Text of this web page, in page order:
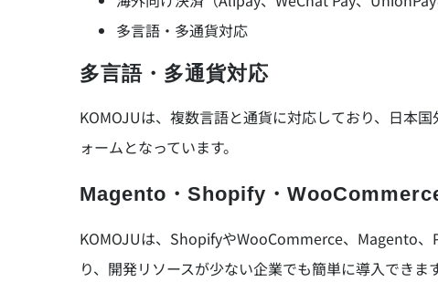
多言語・多通貨対応
多言語・多通貨対応
KOMOJUは、複数言語と通貨に対応しており、日本
ォームとなっています。
Magento・Shopify・
KOMOJUは、ShopifyやWooCommerce、Magento、
り、開発リソースが少ない企業でも簡単に導入できます